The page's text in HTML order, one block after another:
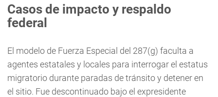
Casos de impacto y respaldo
federal
El modelo de Fuerza Especial del 287(g) faculta a
agentes estatales y locales para interrogar el estatus
migratorio durante paradas de tránsito y detener en
el sitio. Fue descontinuado bajo el expresidente